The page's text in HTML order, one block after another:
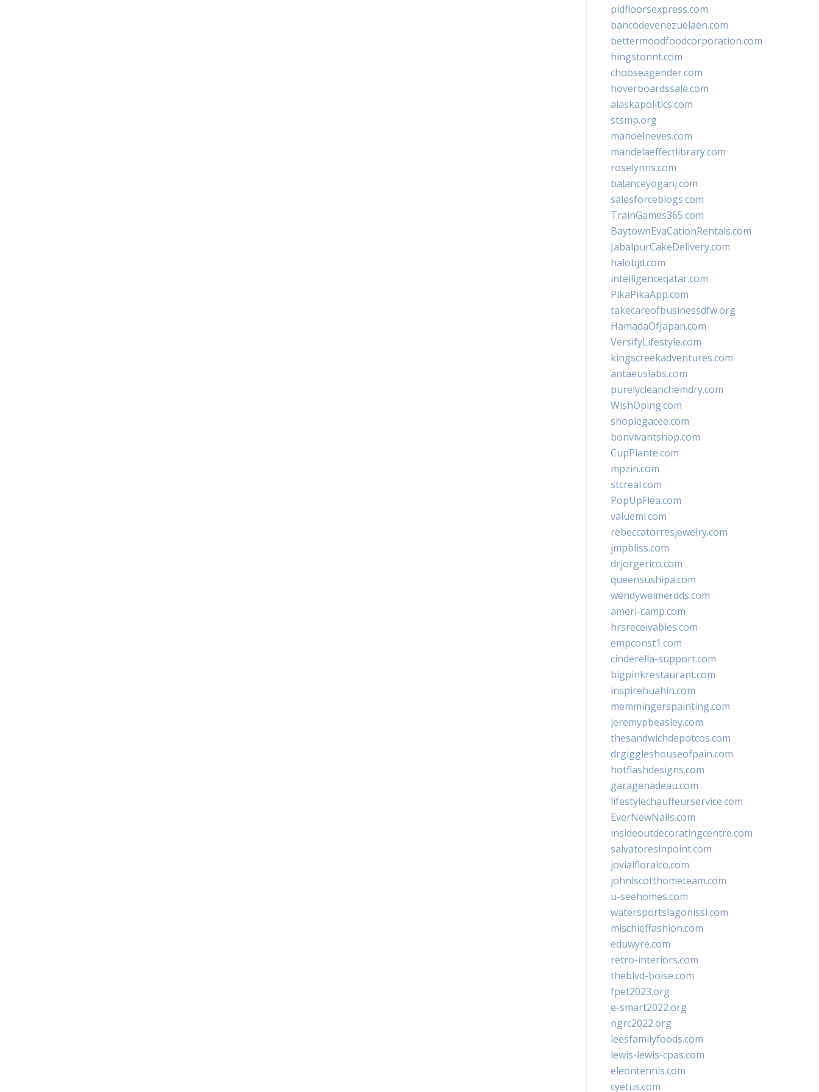
pidfloorsexpress.com
bancodevenezuelaen.com
bettermoodfoodcorporation.com
hingstonnt.com
chooseagender.com
hoverboardssale.com
alaskapolitics.com
stsmp.org
manoelneves.com
mandelaeffectlibrary.com
roselynns.com
balanceyoganj.com
salesforceblogs.com
TrainGames365.com
BaytownEvaCationRentals.com
JabalpurCakeDelivery.com
halobjd.com
intelligenceqatar.com
PikaPikaApp.com
takecareofbusinessdfw.org
HamadaOfJapan.com
VersifyLifestyle.com
kingscreekadventures.com
antaeuslabs.com
purelycleanchemdry.com
WishOping.com
shoplegacee.com
bonvivantshop.com
CupPlante.com
mpzin.com
stcreal.com
PopUpFlea.com
valueml.com
rebeccatorresjewelry.com
jmpbliss.com
drjorgerico.com
queensushipa.com
wendyweimerdds.com
ameri-camp.com
hrsreceivables.com
empconst1.com
cinderella-support.com
bigpinkrestaurant.com
inspirehuahin.com
memmingerspainting.com
jeremypbeasley.com
thesandwichdepotcos.com
drgiggleshouseofpain.com
hotflashdesigns.com
garagenadeau.com
lifestylechauffeurservice.com
EverNewNails.com
insideoutdecoratingcentre.com
salvatoresinpoint.com
jovialfloralco.com
johnlscotthometeam.com
u-seehomes.com
watersportslagonissi.com
mischieffashion.com
eduwyre.com
retro-interiors.com
theblvd-boise.com
fpet2023.org
e-smart2022.org
ngrc2022.org
leesfamilyfoods.com
lewis-lewis-cpas.com
eleontennis.com
cyetus.com